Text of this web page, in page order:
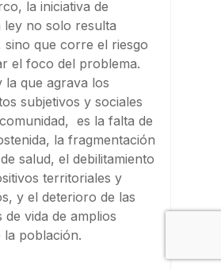
la iniciativa de
ley no solo resulta
que corre el riesgo
el foco del problema.
la que agrava los
subjetivos y sociales
es la falta de
la fragmentación
salud, el debilitamiento
territoriales y
y el deterioro de las
de vida de amplios
la población.